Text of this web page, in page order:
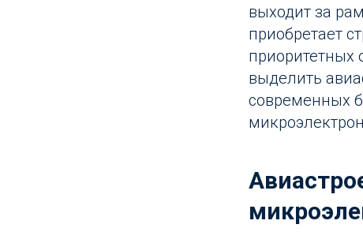
выходит за
приобретает
приоритетных
выделить
современных